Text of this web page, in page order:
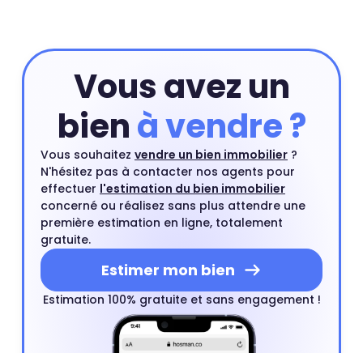
Vous avez un
bienà vendre ?
Vous souhaitez vendre un bien immobilier ?
N'hésitez pas à contacter nos agents pour
effectuer l'estimation du bien immobilier
concerné ou réalisez sans plus attendre une
première estimation en ligne, totalement
gratuite.
Estimer mon bien
Estimation 100% gratuite et sans engagement !